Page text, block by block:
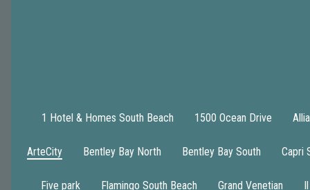
1 Hotel & Homes South Beach 1500 Ocean Drive
ArteCity Bentley Bay North Bentley Bay South Capri
Five park Flamingo South Beach Grand Venetian